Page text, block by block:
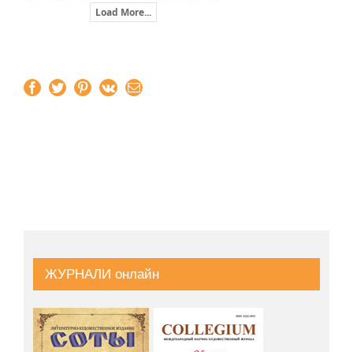
Load More...
Facebook
TwitterPinterest
Vk Email
ЖУРНАЛИ онлайн